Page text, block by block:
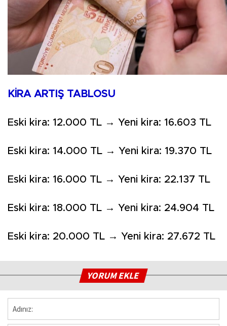
KİRA ARTIŞ TABLOSU
Eski kira: 12.000 TL → Yeni kira: 16.603 TL
Eski kira: 14.000 TL → Yeni kira: 19.370 TL
Eski kira: 16.000 TL → Yeni kira: 22.137 TL
Eski kira: 18.000 TL → Yeni kira: 24.904 TL
Eski kira: 20.000 TL → Yeni kira: 27.672 TL
YORUM EKLE